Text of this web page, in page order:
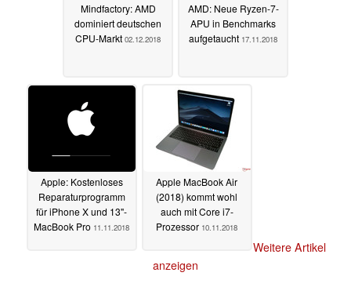
Mindfactory: AMD
dominiert deutschen
CPU-Markt 02.12.2018
AMD: Neue Ryzen-7-
APU in Benchmarks
aufgetaucht 17.11.2018
Apple: Kostenloses
Reparaturprogramm
für iPhone X und 13"-
MacBook Pro 11.11.2018
Apple MacBook Air
(2018) kommt wohl
auch mit Core i7-
Prozessor 10.11.2018
Weitere Artikel
anzeigen